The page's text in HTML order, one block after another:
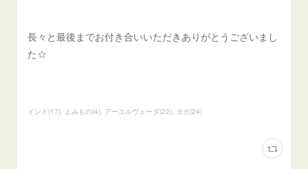
長々と最後までお付き合いいただきありがとうございまし
た☆
インド(17) よみもの(4) アーユルヴェーダ(22) ヨガ(24)